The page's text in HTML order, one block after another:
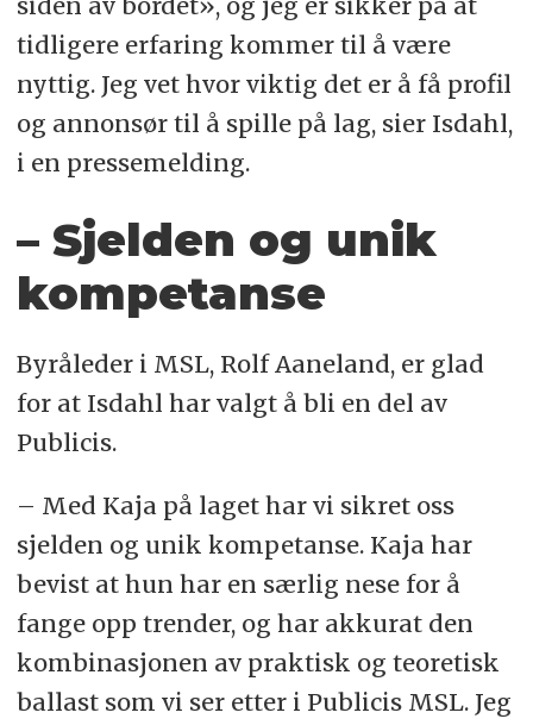
tidligere erfaring kommer til å være
nyttig. Jeg vet hvor viktig det er å få profil
og annonsør til å spille på lag, sier Isdahl,
i en pressemelding.
– Sjelden og unik
kompetanse
Byråleder i MSL, Rolf Aaneland, er glad
for at Isdahl har valgt å bli en del av
Publicis.
– Med Kaja på laget har vi sikret oss
sjelden og unik kompetanse. Kaja har
bevist at hun har en særlig nese for å
fange opp trender, og har akkurat den
kombinasjonen av praktisk og teoretisk
ballast som vi ser etter i Publicis MSL. Jeg